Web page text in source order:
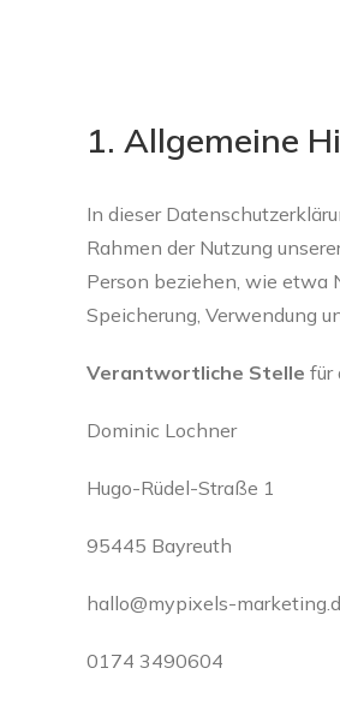
1. Allgemeine
In dieser
Rahmen der Nutzung
Person beziehen, wie etwa
Speicherung, Verwendung
Verantwortliche Stelle für
Dominic Lochner
Hugo-Rüdel-Straße 1
95445 Bayreuth
hallo@mypixels-
0174 3490604